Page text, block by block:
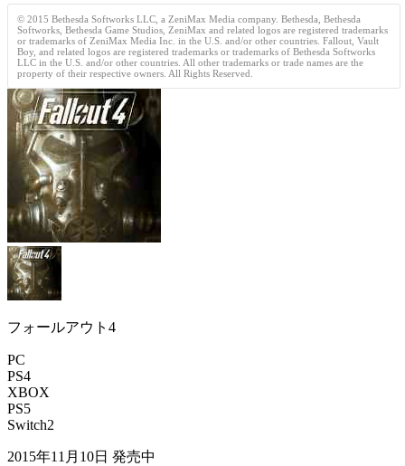
© 2015 Bethesda Softworks LLC, a ZeniMax Media company. Bethesda, Bethesda
Softworks, Bethesda Game Studios, ZeniMax and related logos are registered trademarks
or trademarks of ZeniMax Media Inc. in the U.S. and/or other countries. Fallout, Vault
Boy, and related logos are registered trademarks or trademarks of Bethesda Softworks
LLC in the U.S. and/or other countries. All other trademarks or trade names are the
property of their respective owners. All Rights Reserved.
フォールアウト4
PC
PS4
XBOX
PS5
Switch2
2015年11月10日 発売中